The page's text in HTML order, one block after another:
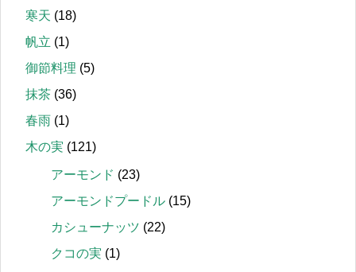
寒天 (18)
帆立 (1)
御節料理 (5)
抹茶 (36)
春雨 (1)
木の実 (121)
アーモンド (23)
アーモンドプードル (15)
カシューナッツ (22)
クコの実 (1)